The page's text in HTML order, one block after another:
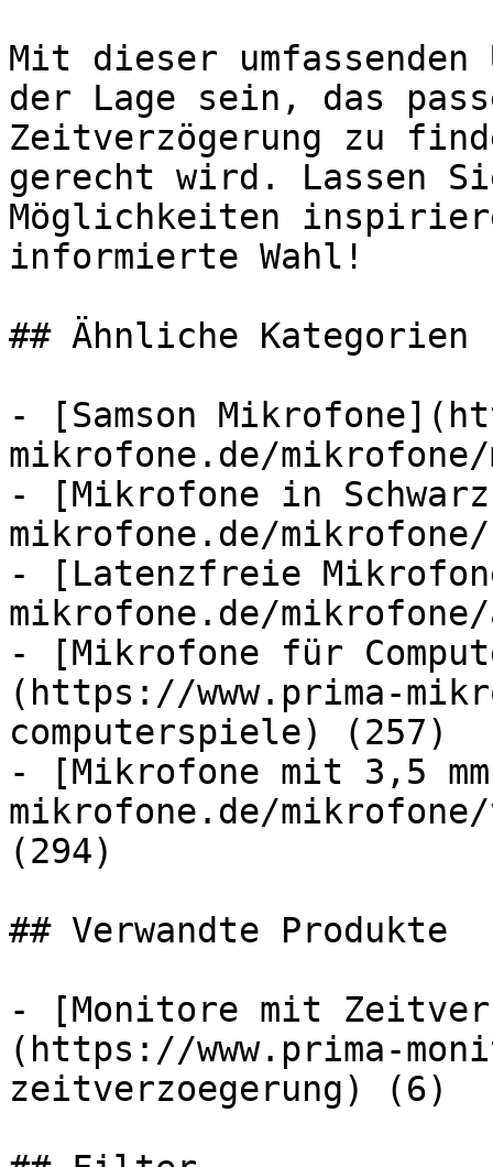
Mit dieser
der Lage sein, das
Zeitverzögerung zu
gerecht wird. Lassen
Möglichkeiten
informierte Wahl!
## Ähnliche Kategorien
- [Samson
mikrofone.de/mikrofone/
- [Mikrofone in
mikrofone.de/
- [Latenzfreie
mikrofone.de/
- [Mikrofone für
(https://www.prima-
computerspiele) (257)
- [Mikrofone mit 3,5
mikrofone.de/
(294)
## Verwandte Produkte
- [Monitore mit
(https://www.prima-
zeitverzoegerung) (6)